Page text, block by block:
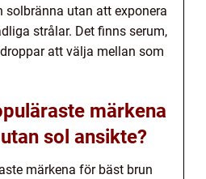
solbränna utan att exponera
strålar. Det finns serum,
att välja mellan som
märkena
sol ansikte?
märkena för bäst brun